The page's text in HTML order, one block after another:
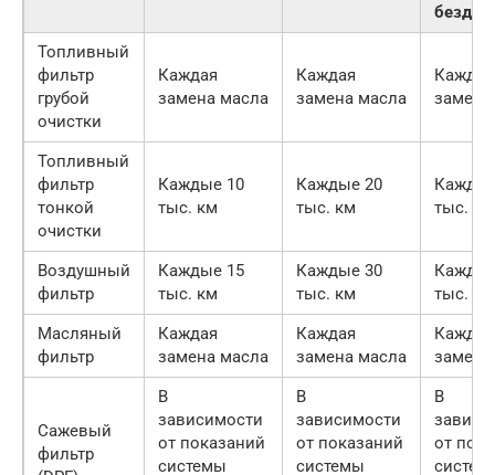
Топливный
фильтр
грубой
очистки
Каждая
замена масла
Каждая
замена масла
Каждая
Топливный
фильтр
тонкой
очистки
Каждые 10
тыс. км
Каждые 20
тыс. км
тыс. км
Воздушный
фильтр
Каждые 15
тыс. км
Каждые 30
тыс. км
тыс. км
Масляный
фильтр
Каждая
замена масла
Каждая
замена масла
Каждая
Сажевый
фильтр
В
зависимости
от показаний
системы
В
зависимости
от показаний
системы
В
от